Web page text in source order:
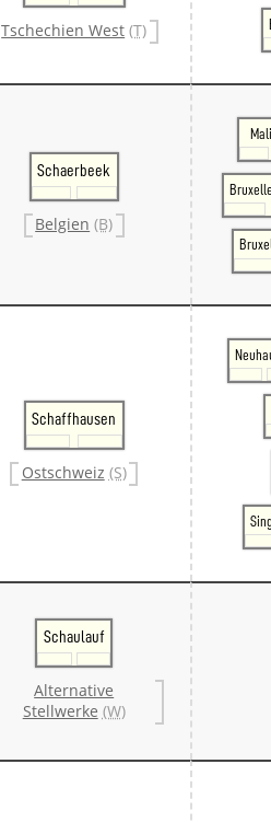
Tschechien West (T)
Schaerbeek
Belgien (B)
Schaffhausen
Ostschweiz (S)
Schaulauf
Alternative
Stellwerke (W)